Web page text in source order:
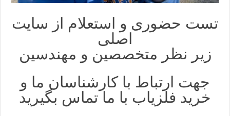
تست حضوری و استعلام از سایت
اصلی
زیر نظر متخصصین و مهندسین
جهت ارتباط با کارشناسان ما و
خرید فلزیاب با ما تماس بگیرید